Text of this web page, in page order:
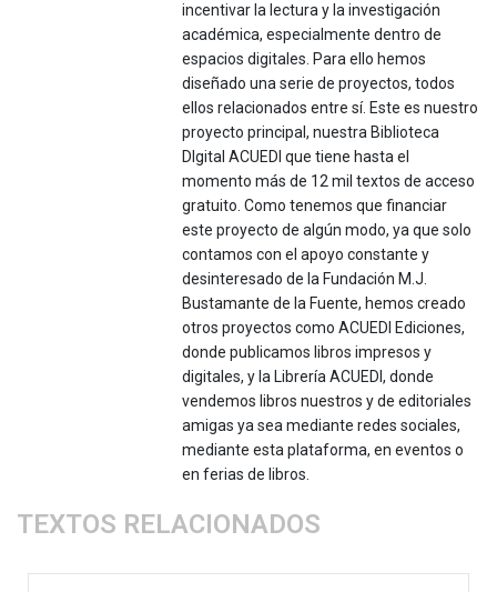
incentivar la lectura y la investigación
académica, especialmente dentro de
espacios digitales. Para ello hemos
diseñado una serie de proyectos, todos
ellos relacionados entre sí. Este es nuestro
proyecto principal, nuestra Biblioteca
DIgital ACUEDI que tiene hasta el
momento más de 12 mil textos de acceso
gratuito. Como tenemos que financiar
este proyecto de algún modo, ya que solo
contamos con el apoyo constante y
desinteresado de la Fundación M.J.
Bustamante de la Fuente, hemos creado
otros proyectos como ACUEDI Ediciones,
donde publicamos libros impresos y
digitales, y la Librería ACUEDI, donde
vendemos libros nuestros y de editoriales
amigas ya sea mediante redes sociales,
mediante esta plataforma, en eventos o
en ferias de libros.
TEXTOS RELACIONADOS